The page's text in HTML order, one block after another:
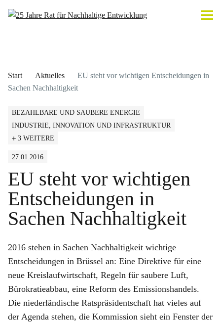
Start Aktuelles
EU steht vor wichtigen Entscheidungen in
Sachen Nachhaltigkeit
BEZAHLBARE UND SAUBERE ENERGIE
INDUSTRIE, INNOVATION UND INFRASTRUKTUR
3 WEITERE
27.01.2016
EU steht vor wichtigen
Entscheidungen in
Sachen Nachhaltigkeit
2016 stehen in Sachen Nachhaltigkeit wichtige
Entscheidungen in Brüssel an: Eine Direktive für eine
neue Kreislaufwirtschaft, Regeln für saubere Luft,
Bürokratieabbau, eine Reform des Emissionshandels.
Die niederländische Ratspräsidentschaft hat vieles auf
der Agenda stehen, die Kommission sieht ein Fenster der